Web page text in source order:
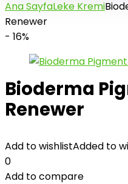
Ana SayfaLeke Kremi
Renewer
- 16%
Bioderma
Renewer
Add to wishlistAdded to
0
Add to compare